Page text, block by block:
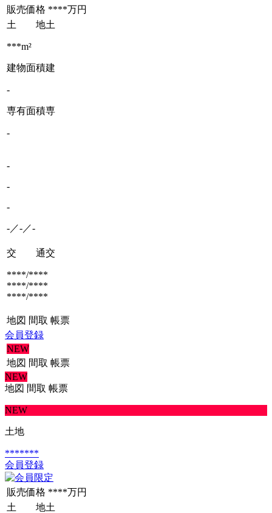
販売価格 ****万円
土 地土
***m²
建物面積建
-
専有面積専
-
-
-
-
-／-／-
交 通交
****/****
****/****
****/****
地図 間取 帳票
会員登録
NEW
地図 間取 帳票
NEW
地図 間取 帳票
NEW
土地
*******
会員登録
販売価格 ****万円
土 地土